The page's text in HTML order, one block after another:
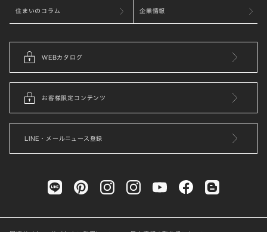
住まいのコラム 企業情報
WEBカタログ
お客様限定コンテンツ
LINE・メールニュース登録